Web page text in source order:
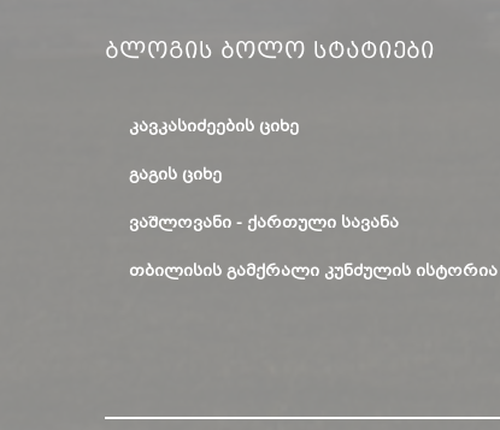
Ბლოგის Ბოლო Სტატიები
ᲙᲐᲕᲙᲐᲡᲘᲫᲔᲔᲑᲘᲡ ᲪᲘᲮᲔ
ᲒᲐᲒᲘᲡ ᲪᲘᲮᲔ
ᲕᲐᲨᲚᲝᲕᲐᲜᲘ - ᲥᲐᲠᲗᲣᲚᲘ ᲡᲐᲕᲐᲜᲐ
ᲗᲑᲘᲚᲘᲡᲘᲡ ᲒᲐᲛᲥᲠᲐᲚᲘ ᲙᲣᲜᲫᲣᲚᲘᲡ ᲘᲡᲢᲝᲠᲘᲐ